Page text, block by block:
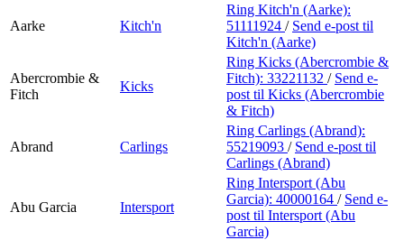
Aarke Kitch'n
Ring Kitch'n (Aarke):
51111924 / Send e-post til
Kitch'n (Aarke)
Abercrombie &
Fitch
Kicks
Ring Kicks (Abercrombie &
Fitch): 33221132 / Send e-
post til Kicks (Abercrombie
& Fitch)
Abrand Carlings
Ring Carlings (Abrand):
55219093 / Send e-post til
Carlings (Abrand)
Abu Garcia Intersport
Ring Intersport (Abu
Garcia): 40000164 / Send e-
post til Intersport (Abu
Garcia)